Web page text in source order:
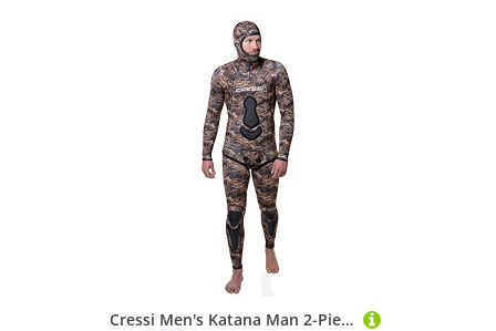
Cressi Men's Katana Man 2-Pieces Wetsuit Zweiteiliger Neoprenanzug aus 7 mm Neopren zum Freitauchen und Angeln, Camo Hellbraun, S